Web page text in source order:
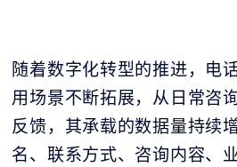
随着数字化转型的推进，电
用场景不断拓展，从日常咨
反馈，其承载的数据量持续
名、联系方式、咨询内容、